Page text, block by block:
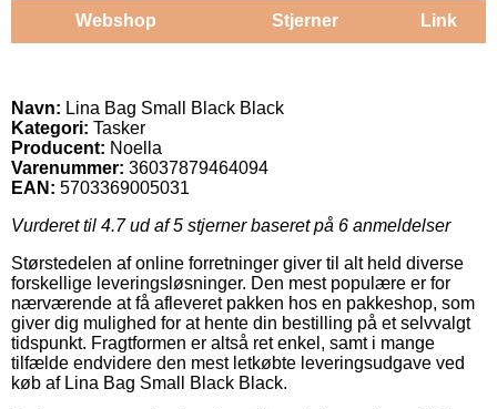
Webshop Stjerner Link
Navn: Lina Bag Small Black Black
Kategori: Tasker
Producent: Noella
Varenummer: 36037879464094
EAN: 5703369005031
Vurderet til 4.7ud af 5 stjerner baseret på 6 anmeldelser
Størstedelen af online forretninger giver til alt held diverse
forskellige leveringsløsninger. Den mest populære er for
nærværende at få afleveret pakken hos en pakkeshop, som
giver dig mulighed for at hente din bestilling på et selvvalgt
tidspunkt. Fragtformen er altså ret enkel, samt i mange
tilfælde endvidere den mest letkøbte leveringsudgave ved
køb af Lina Bag Small Black Black.